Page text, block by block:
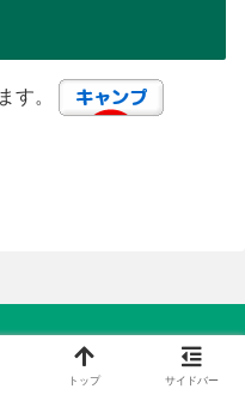
す。
33
トップ サイドバー